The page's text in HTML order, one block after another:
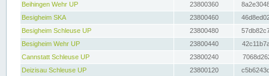
Beihingen Wehr UP
23800360
Besigheim SKA
23800460
Besigheim Schleuse UP
23800480
Besigheim Wehr UP
23800440
Cannstatt Schleuse UP
23800240
Deizisau Schleuse UP
23800120